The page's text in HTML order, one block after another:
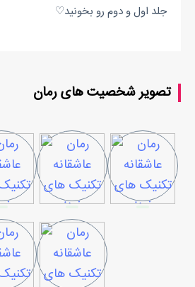
جلد اول و دوم رو بخونید♡
تصویر شخصیت های رمان